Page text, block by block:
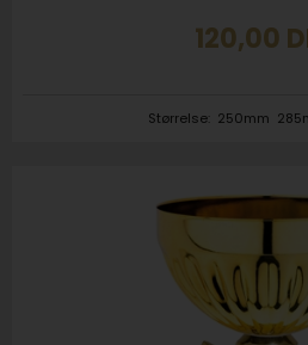
120,00
Størrelse: 250mm